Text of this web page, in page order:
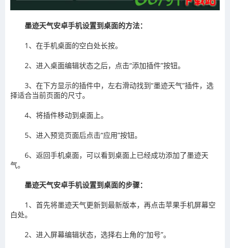
墨迹天气‌安卓手机设置‌到桌面的方法：
1、在手机桌面的空白处长按。
2、进入桌面编辑状态之后，点击“添加插件”按钮。
3、在下方显示的插件中，左右滑动找到“墨迹天气”插件，选
择适合当前页面的尺寸。
4、将插件移动到桌面上。
5、进入预览页面后点击“应用”按钮。
6、返回手机桌面，可以看到桌面上已经成功添加了墨迹天
气。
墨迹天气‌安卓手机设置‌到桌面的步骤：
1、首先将墨迹天气更新到最新版本，再点击苹果手机屏幕空
白处。
2、进入屏幕编辑状态，选择右上角的“加号”。